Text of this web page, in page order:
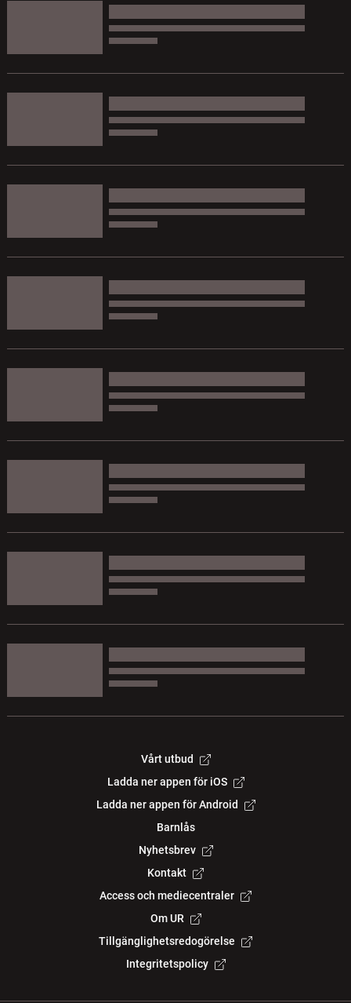
Vårt utbud
Ladda ner appen för iOS
Ladda ner appen för Android
Barnlås
Nyhetsbrev
Kontakt
Access och mediecentraler
Om UR
Tillgänglighetsredogörelse
Integritetspolicy